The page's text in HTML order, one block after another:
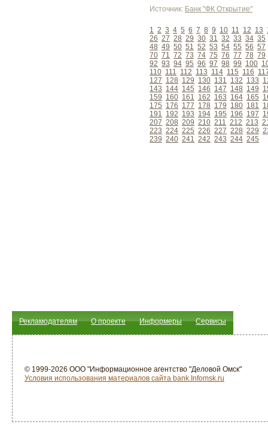
Источник: Банк "ФК Открытие"
1 2 3 4 5 6 7 8 9 10 11 12 13
26 27 28 29 30 31 32 33 34 35
48 49 50 51 52 53 54 55 56 57
70 71 72 73 74 75 76 77 78 79
92 93 94 95 96 97 98 99 100
110 111 112 113 114 115 116
127 128 129 130 131 132 133
143 144 145 146 147 148 149
159 160 161 162 163 164 165
175 176 177 178 179 180 181
191 192 193 194 195 196 197
207 208 209 210 211 212 213
223 224 225 226 227 228 229
239 240 241 242 243 244 245
Рекламодателям О проекте Информеры Сервисы
© 1999-2026 ООО "Информационное агентство "Деловой Омск"
Условия использования материалов сайта bank.Infomsk.ru